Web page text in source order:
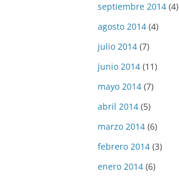
septiembre 2014 (4)
agosto 2014 (4)
julio 2014 (7)
junio 2014 (11)
mayo 2014 (7)
abril 2014 (5)
marzo 2014 (6)
febrero 2014 (3)
enero 2014 (6)